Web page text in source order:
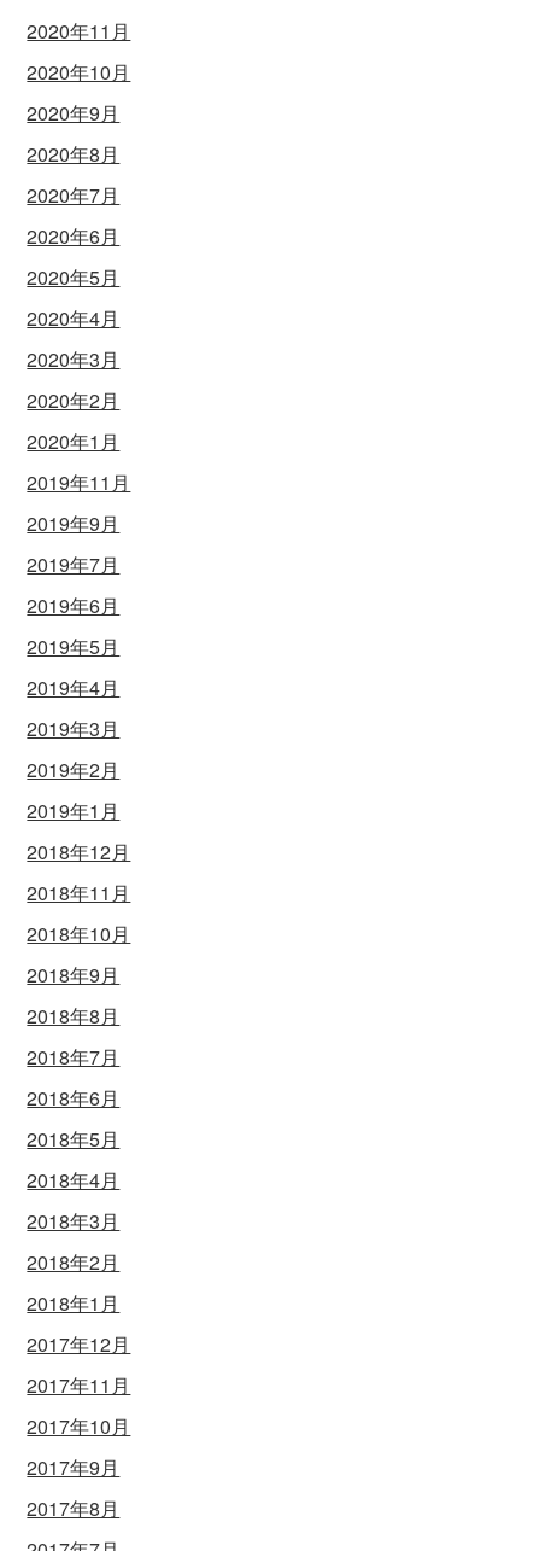
2020年11月
2020年10月
2020年9月
2020年8月
2020年7月
2020年6月
2020年5月
2020年4月
2020年3月
2020年2月
2020年1月
2019年11月
2019年9月
2019年7月
2019年6月
2019年5月
2019年4月
2019年3月
2019年2月
2019年1月
2018年12月
2018年11月
2018年10月
2018年9月
2018年8月
2018年7月
2018年6月
2018年5月
2018年4月
2018年3月
2018年2月
2018年1月
2017年12月
2017年11月
2017年10月
2017年9月
2017年8月